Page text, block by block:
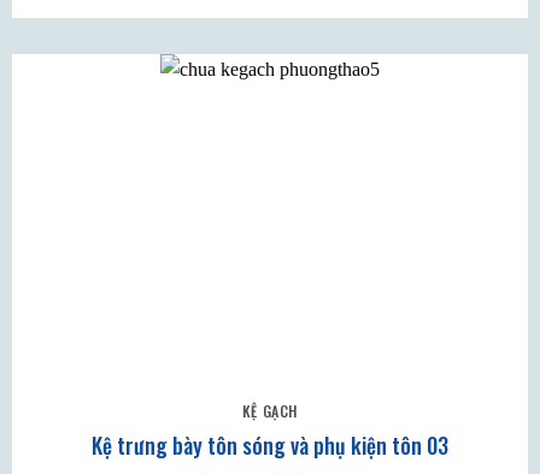
KỆ GẠCH
Kệ trưng bày tôn sóng và phụ kiện tôn 03